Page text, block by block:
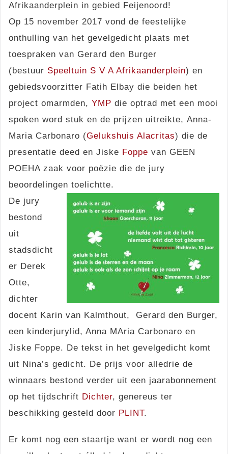
Afrikaanderplein in gebied Feijenoord!
Op 15 november 2017 vond de feestelijke
onthulling van het gevelgedicht plaats met
toespraken van Gerard den Burger
(bestuur Speeltuin S V A Afrikaanderplein) en
gebiedsvoorzitter Fatih Elbay die beiden het
project omarmden, YMP die optrad met een mooi
spoken word stuk en de prijzen uitreikte, Anna-
Maria Carbonaro (Gelukshuis Alacritas) die de
presentatie deed en Jiske Foppe van GEEN
POEHA zaak voor poëzie die de jury
beoordelingen toelichtte.
De jury
bestond
uit
stadsdicht
er Derek
Otte,
dichter
docent Karin van Kalmthout, Gerard den Burger,
een kinderjurylid, Anna MAria Carbonaro en
Jiske Foppe. De tekst in het gevelgedicht komt
uit Nina’s gedicht. De prijs voor alledrie de
winnaars bestond verder uit een jaarabonnement
op het tijdschrift Dichter, genereus ter
beschikking gesteld door PLINT.
Er komt nog een staartje want er wordt nog een